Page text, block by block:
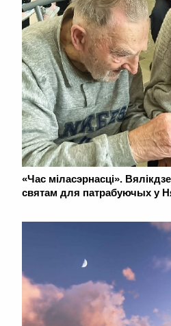
«Час міласэрнасці».
святам для патрабуючых у